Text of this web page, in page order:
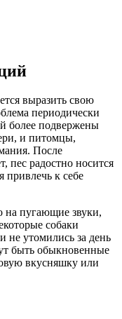
выразить свою
периодически
более подвержены
и питомцы,
После
пес радостно носится
привлечь к себе
на пугающие звуки,
собаки
не утомились за день
быть обыкновенные
вкусняшку или